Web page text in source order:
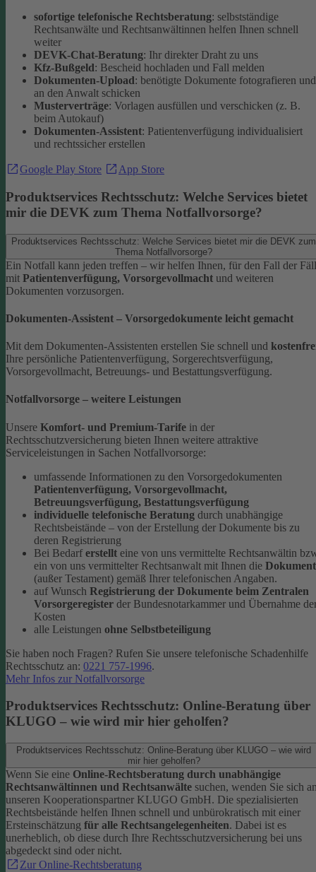
sofortige telefonische Rechtsberatung: selbstständige
Rechtsanwälte und Rechtsanwältinnen helfen Ihnen schnell
weiter
DEVK-Chat-Beratung: Ihr direkter Draht zu uns
Kfz-Bußgeld: Bescheid hochladen und Fall melden
Dokumenten-Upload: benötigte Dokumente fotografieren und
an den Anwalt schicken
Musterverträge: Vorlagen ausfüllen und verschicken (z. B.
beim Autokauf)
Dokumenten-Assistent: Patientenverfügung individualisiert
und rechtssicher erstellen
Google Play Store App Store
Produktservices Rechtsschutz: Welche Services bietet
mir die DEVK zum Thema Notfallvorsorge?
Produktservices Rechtsschutz: Welche Services bietet mir die DEVK zum
Thema Notfallvorsorge?
Ein Notfall kann jeden treffen – wir helfen Ihnen, für den Fall der
mit Patientenverfügung, Vorsorgevollmacht und weiteren
Dokumenten vorzusorgen.
Dokumenten-Assistent – Vorsorgedokumente leicht gemacht
Mit dem Dokumenten-Assistenten erstellen Sie schnell und
Ihre persönliche Patientenverfügung, Sorgerechtsverfügung,
Vorsorgevollmacht, Betreuungs- und Bestattungsverfügung.
Notfallvorsorge – weitere Leistungen
Unsere Komfort- und Premium-Tarife in der
Rechtsschutzversicherung bieten Ihnen weitere attraktive
Serviceleistungen in Sachen Notfallvorsorge:
umfassende Informationen zu den Vorsorgedokumenten
Patientenverfügung, Vorsorgevollmacht,
Betreuungsverfügung, Bestattungsverfügung
individuelle telefonische Beratung durch unabhängige
Rechtsbeistände – von der Erstellung der Dokumente bis zu
deren Registrierung
Bei Bedarf erstellt eine von uns vermittelte Rechtsanwältin
ein von uns vermittelter Rechtsanwalt mit Ihnen die
(außer Testament) gemäß Ihrer telefonischen Angaben.
auf Wunsch Registrierung der Dokumente beim Zentralen
Vorsorgeregister der Bundesnotarkammer und Übernahme
Kosten
alle Leistungen ohne Selbstbeteiligung
Sie haben noch Fragen? Rufen Sie unsere telefonische Schadenhilfe
Rechtsschutz an: 0221 757-1996.
Mehr Infos zur Notfallvorsorge
Produktservices Rechtsschutz: Online-Beratung über
KLUGO – wie wird mir hier geholfen?
Produktservices Rechtsschutz: Online-Beratung über KLUGO – wie wird
mir hier geholfen?
Wenn Sie eine Online-Rechtsberatung durch unabhängige
Rechtsanwältinnen und Rechtsanwälte suchen, wenden Sie sich
unseren Kooperationspartner KLUGO GmbH. Die spezialisierten
Rechtsbeistände helfen Ihnen schnell und unbürokratisch mit einer
Ersteinschätzung für alle Rechtsangelegenheiten. Dabei ist es
unerheblich, ob diese durch Ihre Rechtsschutzversicherung bei uns
abgedeckt sind oder nicht.
Zur Online-Rechtsberatung